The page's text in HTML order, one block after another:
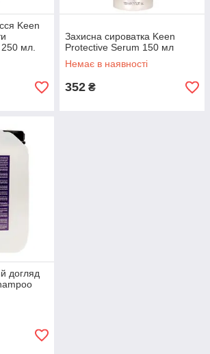
Keen
мл.
Захисна сироватка Keen
Protective Serum 150 мл
Немає в наявності
352 ₴
догляд